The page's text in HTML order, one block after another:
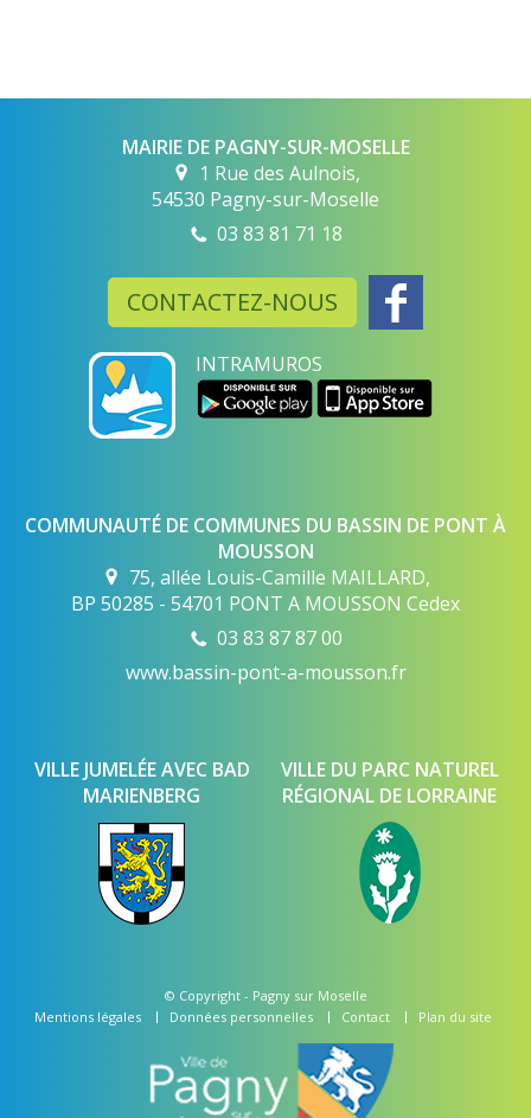
MAIRIE DE PAGNY-SUR-MOSELLE
1 Rue des Aulnois,
54530 Pagny-sur-Moselle
03 83 81 71 18
CONTACTEZ-NOUS
INTRAMUROS
COMMUNAUTÉ DE COMMUNES DU BASSIN DE PONT À
MOUSSON
75, allée Louis-Camille MAILLARD,
BP 50285 - 54701 PONT A MOUSSON Cedex
03 83 87 87 00
www.bassin-pont-a-mousson.fr
VILLE JUMELÉE AVEC BAD
MARIENBERG
VILLE DU PARC NATUREL
RÉGIONAL DE LORRAINE
© Copyright - Pagny sur Moselle
Mentions légales
Données personnelles Contact Plan du site